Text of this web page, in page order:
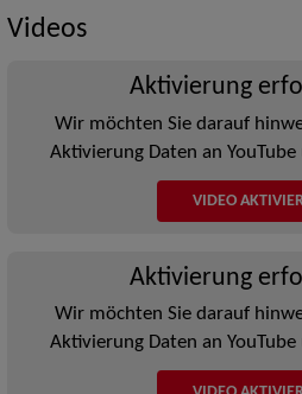
Videos
Aktivierung
Wir möchten Sie darauf
Aktivierung Daten an
VIDEO
Aktivierung
Wir möchten Sie darauf
Aktivierung Daten an